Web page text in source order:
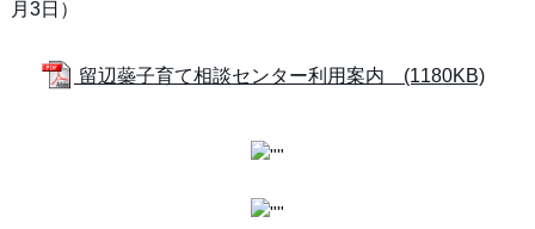
月3日）
留辺蘂子育て相談センター利用案内 (1180KB)